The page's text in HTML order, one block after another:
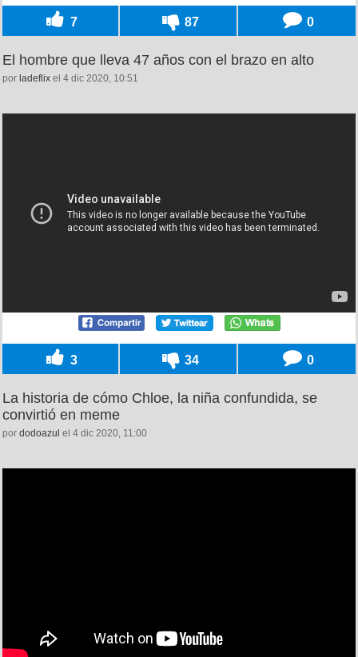
7 87 0
El hombre que lleva 47 años con el brazo en alto
por ladeflix el 4 dic 2020, 10:51
3 34 0
La historia de cómo Chloe, la niña confundida, se
convirtió en meme
por dodoazul el 4 dic 2020, 11:00